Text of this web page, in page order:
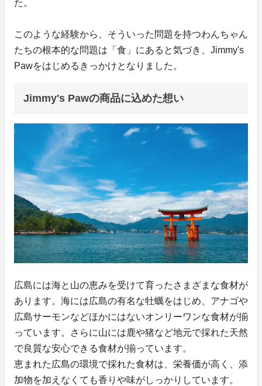
た。
このような経験から、そういった問題を持つわんちゃん
たちの根本的な問題は「食」にあると気づき、Jimmy's
Pawをはじめるきっかけとなりました。
Jimmy's Pawの商品に込めた想い
広島には海と山の恵みを受けて育ったさまざまな食材が
あります。海には広島の有名な牡蠣をはじめ、アナゴや
広島サーモンなどほかにはないオンリーワンな食材が揃
っています。さらに山には鹿や猪など地元で採れた天然
で良質な安心できる食材が揃っています。
恵まれた広島の環境で採れた食材は、栄養価が高く、添
加物を加えなくても香りや味がしっかりしています。